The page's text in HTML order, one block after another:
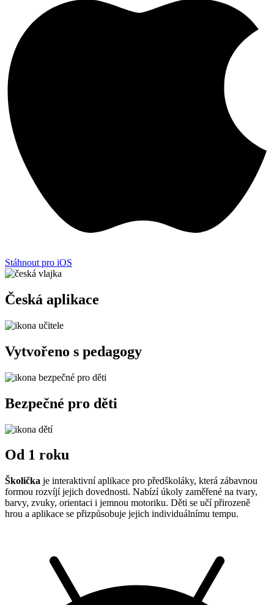
Stáhnout pro iOS
Česká aplikace
Vytvořeno s pedagogy
Bezpečné pro děti
Od 1 roku
Školička je interaktivní aplikace pro předškoláky, která zábavnou
formou rozvíjí jejich dovednosti. Nabízí úkoly zaměřené na tvary,
barvy, zvuky, orientaci i jemnou motoriku. Děti se učí přirozeně
hrou a aplikace se přizpůsobuje jejich individuálnímu tempu.